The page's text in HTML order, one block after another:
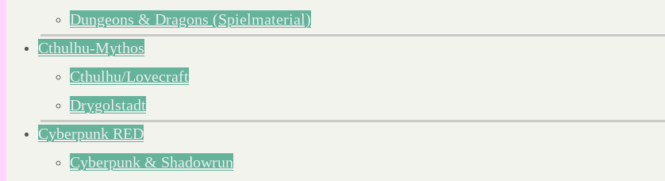
Dungeons & Dragons (Spielmaterial)
Cthulhu-Mythos
Cthulhu/Lovecraft
Drygolstadt
Cyberpunk RED
Cyberpunk & Shadowrun